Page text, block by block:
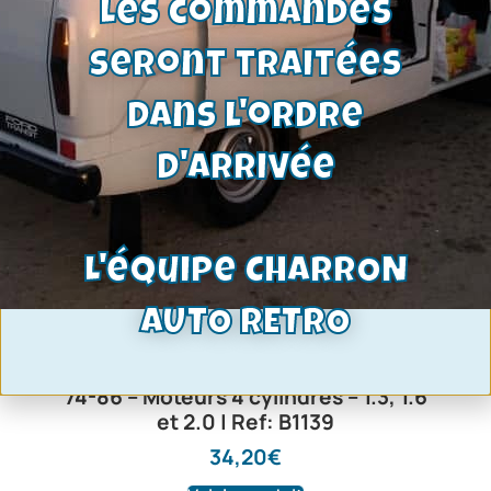
74-86 – Moteurs 4 cylindres – 1.3, 1.6
et 2.0 | Ref: B1139
34,20€
Les commandes
seront traitées
dans l'ordre
d'arrivée
L'équipe CHARRON
AUTO RETRO